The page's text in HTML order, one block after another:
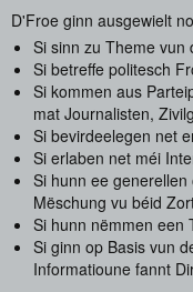
D'Froe ginn ausgewielt
Si sinn zu Theme vun
Si betreffe politesch
Si kommen aus
mat Journalisten,
Si bevirdeelegen net
Si erlaben net méi
Si hunn ee
Mëschung vu béid
Si hunn nëmmen een
Si ginn op Basis vun
Informatioune fannt